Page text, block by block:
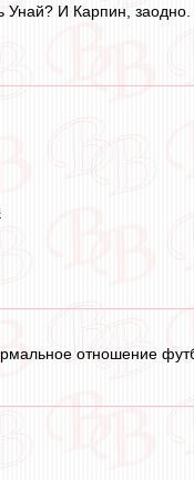
Унай? И Карпин,
отношение